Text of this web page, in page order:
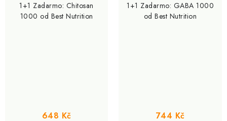
1+1 Zadarmo: Chitosan
1000 od Best Nutrition
648 Kč
1+1 Zadarmo: GABA 1000
od Best Nutrition
744 Kč